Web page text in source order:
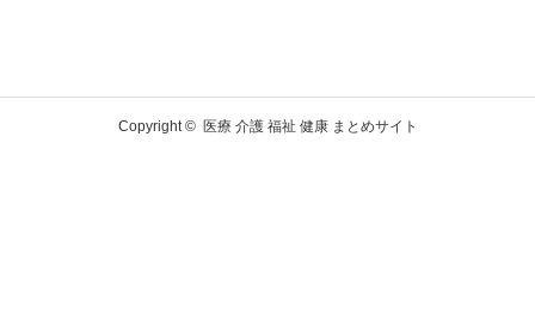
Copyright © 医療 介護 福祉 健康 まとめサイト